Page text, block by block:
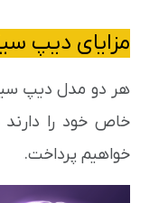
مزایای دیپ
هر دو مدل دیپ
خاص خود را
خواهیم پرداخت.